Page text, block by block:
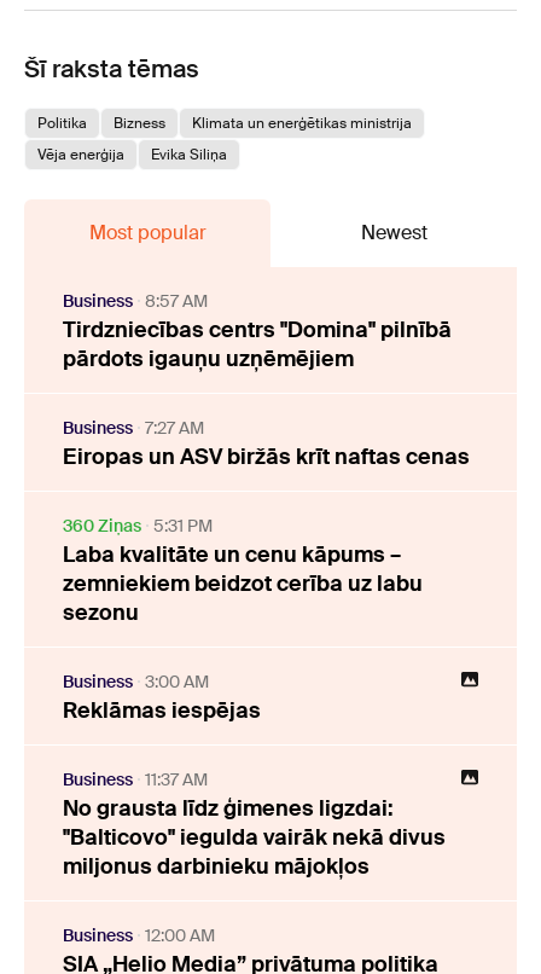
Šī raksta tēmas
Politika Bizness
Klimata un enerģētikas ministrija
Vēja enerģija
Evika Siliņa
Most popular Newest
Business 8:57 AM
Tirdzniecības centrs "Domina" pilnībā
pārdots igauņu uzņēmējiem
Business 7:27 AM
Eiropas un ASV biržās krīt naftas cenas
360 Ziņas 5:31 PM
Laba kvalitāte un cenu kāpums –
zemniekiem beidzot cerība uz labu
sezonu
Business 3:00 AM
Reklāmas iespējas
Business 11:37 AM
No grausta līdz ģimenes ligzdai:
"Balticovo" iegulda vairāk nekā divus
miljonus darbinieku mājokļos
Business 12:00 AM
SIA „Helio Media” privātuma politika